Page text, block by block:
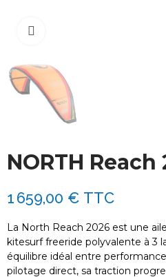
NORTH Reach
1 659,00 € TTC
La North Reach 2026 est une
kitesurf freeride polyvalente à 3
équilibre idéal entre
pilotage direct, sa traction